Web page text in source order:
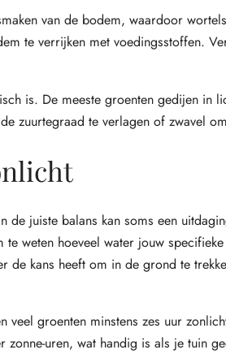
van de bodem, waardoor
te verrijken met voedingsstoffen.
is. De meeste groenten gedijen in
zuurtegraad te verlagen of zwavel
de juiste balans kan soms een
weten hoeveel water jouw
de kans heeft om in de grond te
groenten minstens zes uur
uren, wat handig is als je tuin